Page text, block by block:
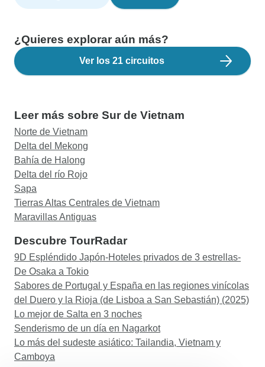
¿Quieres explorar aún más?
Ver los 21 circuitos
Leer más sobre Sur de Vietnam
Norte de Vietnam
Delta del Mekong
Bahía de Halong
Delta del río Rojo
Sapa
Tierras Altas Centrales de Vietnam
Maravillas Antiguas
Descubre TourRadar
9D Espléndido Japón-Hoteles privados de 3 estrellas-
De Osaka a Tokio
Sabores de Portugal y España en las regiones vinícolas
del Duero y la Rioja (de Lisboa a San Sebastián) (2025)
Lo mejor de Salta en 3 noches
Senderismo de un día en Nagarkot
Lo más del sudeste asiático: Tailandia, Vietnam y
Camboya